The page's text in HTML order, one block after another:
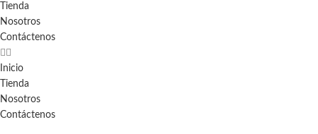
Tienda
Nosotros
Contáctenos
Inicio
Tienda
Nosotros
Contáctenos